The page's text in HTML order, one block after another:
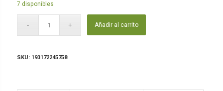
7 disponibles
Añadir al carrito
SKU: 193172245758